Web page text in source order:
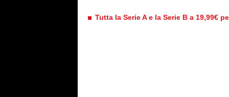
Tutta la Serie A e la Serie B a 19,99€